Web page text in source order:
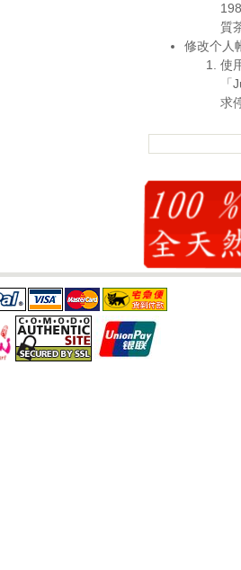
質
修改个人
使
求